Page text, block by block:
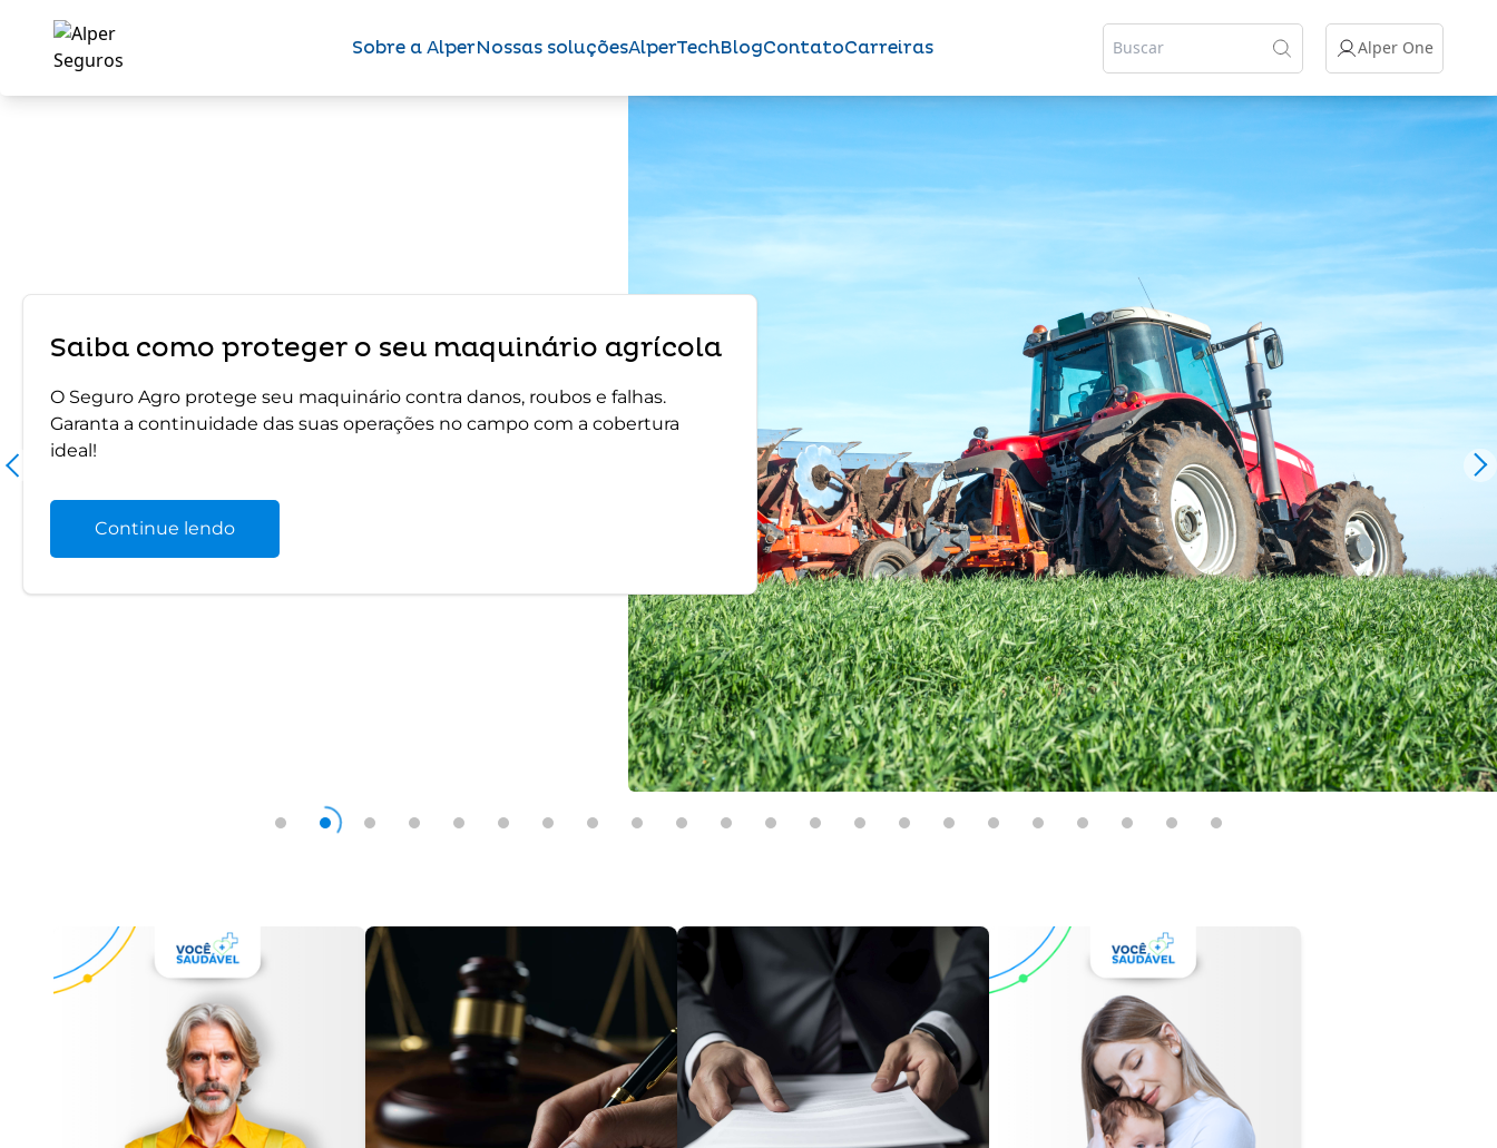
Sobre a AlperNossas soluçõesAlperTechBlogContatoCarreiras Alper One
Saiba como proteger o seu maquinário agrícola
O Seguro Agro protege seu maquinário contra danos, roubos e falhas.
Garanta a continuidade das suas operações no campo com a cobertura
ideal!
Continue lendo